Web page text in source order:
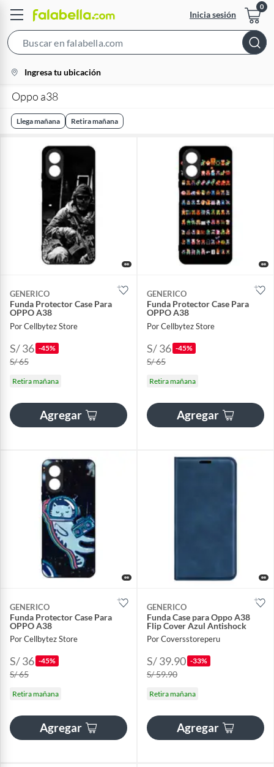
Inicia sesión
Bar
location-
icon
Ingresa tu ubicación
Oppo a38
Llega mañana Retira mañana
GENERICO
Funda Protector Case Para
OPPO A38
Por Cellbytez Store
S/ 36 -45%
S/ 65
Retira mañana
Agregar
GENERICO
Funda Protector Case Para
OPPO A38
Por Cellbytez Store
S/ 36 -45%
S/ 65
Retira mañana
Agregar
GENERICO
Funda Protector Case Para
OPPO A38
Por Cellbytez Store
S/ 36 -45%
S/ 65
Retira mañana
Agregar
GENERICO
Funda Case para Oppo A38
Flip Cover Azul Antishock
Por Coversstoreperu
S/ 39.90 -33%
S/ 59.90
Retira mañana
Agregar